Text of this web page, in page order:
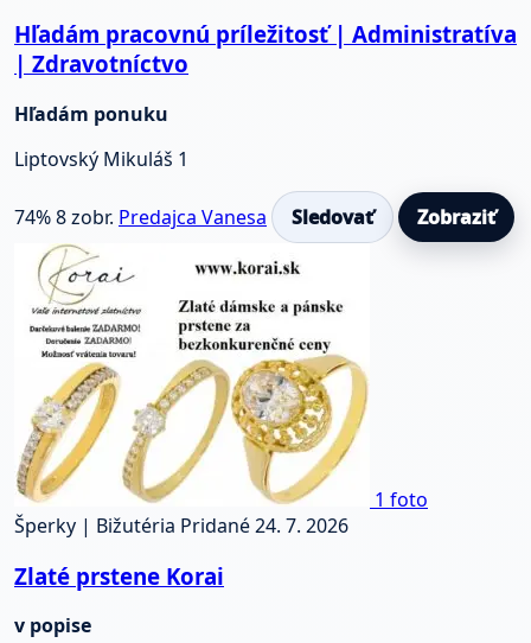
Hľadám pracovnú príležitosť | Administratíva
| Zdravotníctvo
Hľadám ponuku
Liptovský Mikuláš 1
74%8 zobr. Predajca Vanesa Sledovať Zobraziť
1 foto
Šperky | Bižutéria Pridané 24. 7. 2026
Zlaté prstene Korai
v popise